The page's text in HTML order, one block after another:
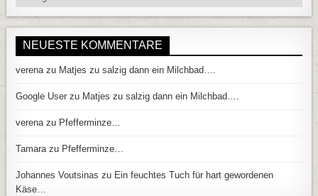
NEUESTE KOMMENTARE
verenazu Matjes zu salzig dann ein Milchbad….
Google User zu Matjes zu salzig dann ein Milchbad….
verenazu Pfefferminze…
Tamarazu Pfefferminze…
Johannes Voutsinas zu Ein feuchtes Tuch für hart gewordenen
Käse…